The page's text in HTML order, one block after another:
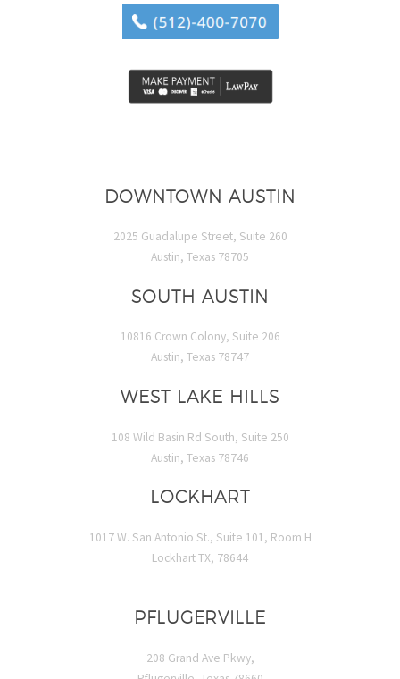
DOWNTOWN AUSTIN
2025 Guadalupe Street, Suite 260
Austin, Texas 78705
SOUTH AUSTIN
10816 Crown Colony, Suite 206
Austin, Texas 78747
WEST LAKE HILLS
108 Wild Basin Rd South, Suite 250
Austin, Texas 78746
LOCKHART
1017 W. San Antonio St., Suite 101, Room H
Lockhart TX, 78644
PFLUGERVILLE
208 Grand Ave Pkwy,